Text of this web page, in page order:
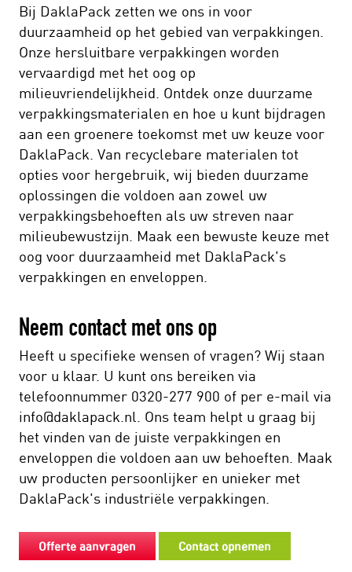
Bij DaklaPack zetten we ons in voor
duurzaamheid op het gebied van verpakkingen.
Onze hersluitbare verpakkingen worden
vervaardigd met het oog op
milieuvriendelijkheid. Ontdek onze duurzame
verpakkingsmaterialen en hoe u kunt bijdragen
aan een groenere toekomst met uw keuze voor
DaklaPack. Van recyclebare materialen tot
opties voor hergebruik, wij bieden duurzame
oplossingen die voldoen aan zowel uw
verpakkingsbehoeften als uw streven naar
milieubewustzijn. Maak een bewuste keuze met
oog voor duurzaamheid met DaklaPack's
verpakkingen en enveloppen.
Neem contact met ons op
Heeft u specifieke wensen of vragen? Wij staan
voor u klaar. U kunt ons bereiken via
telefoonnummer 0320-277 900 of per e-mail via
info@daklapack.nl. Ons team helpt u graag bij
het vinden van de juiste verpakkingen en
enveloppen die voldoen aan uw behoeften. Maak
uw producten persoonlijker en unieker met
DaklaPack's industriële verpakkingen.
Offerte aanvragen Contact opnemen